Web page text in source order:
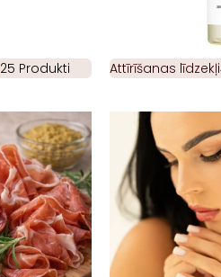
25 Produkti Attīrīšanas līdzekļi